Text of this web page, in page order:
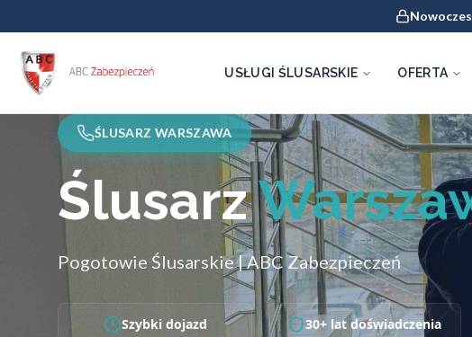
USŁUGI ŚLUSARSKIE OFERTA
ŚLUSARZ WARSZAWA
Ślusarz
Pogotowie Ślusarskie | ABC Zabezpieczeń
Szybki dojazd 30+ lat doświadczenia